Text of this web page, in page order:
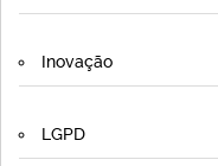
Inovação
LGPD